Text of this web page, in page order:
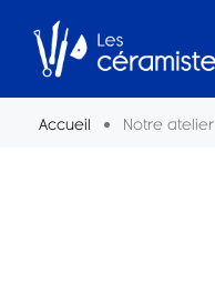
Accueil Notre atelier